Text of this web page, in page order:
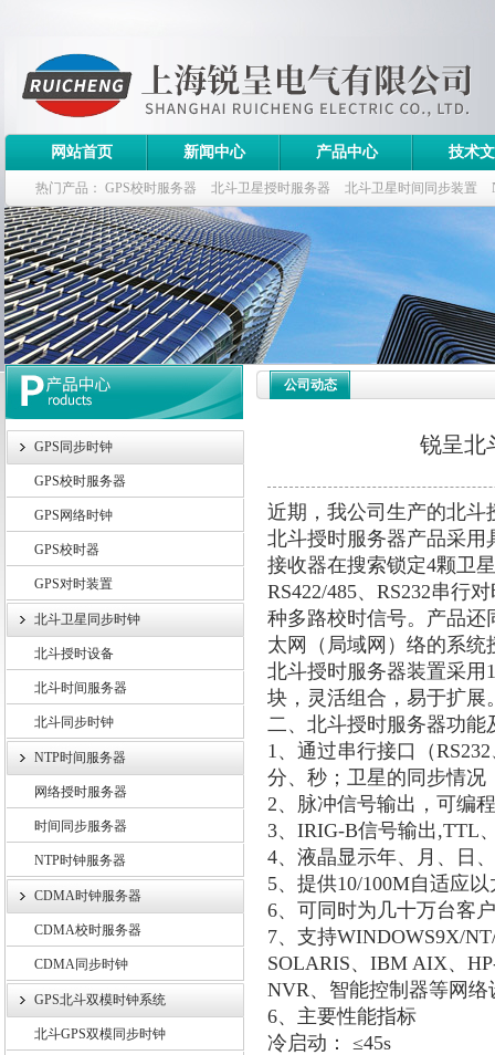
上海锐呈电气有限公司
网站首页 新闻中心 产品中心 技术
热门产品： GPS校时服务器 北斗卫星授时服务器 北斗卫星时间同步装置
斗卫星同步时钟指标
GPS同步时钟
GPS校时服务器
GPS网络时钟
GPS校时器
GPS对时装置
北斗卫星同步时钟
北斗授时设备
北斗时间服务器
北斗同步时钟
NTP时间服务器
网络授时服务器
时间同步服务器
NTP时钟服务器
CDMA时钟服务器
CDMA校时服务器
CDMA同步时钟
GPS北斗双模时钟系统
北斗GPS双模同步时钟
公司动态
锐呈北
近期，我公司生产的北斗
北斗授时服务器产品采用
接收器在搜索锁定4颗卫
RS422/485、 RS232串行
种多路校时信号。产品还
太网（局域网）络的系统
北斗授时服务器装置采用
块，灵活组合，易于扩展
二、 北斗授时服务器功能
1、通过串行接口（RS232
分、秒；卫星的同步情况
2、脉冲信号输出，可编
3、 IRIG-B信号输出,TTL
4、液晶显示年、月、日
5、提供10/100M自适应
6、可同时为几十万台客
7、支持WINDOWS9X/
SOLARIS、 IBM AIX、
NVR、智能控制器等网络
6、主要性能指标
冷启动：
≤45s